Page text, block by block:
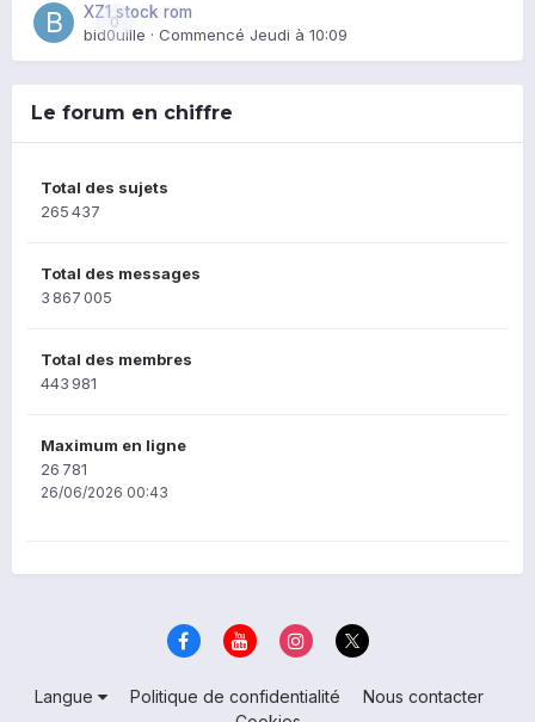
0
XZ1 stock rom
bid0uille · Commencé Jeudi à 10:09
Le forum en chiffre
Total des sujets
265 437
Total des messages
3 867 005
Total des membres
443 981
Maximum en ligne
26 781
26/06/2026 00:43
Langue Politique de confidentialité
Nous contacter